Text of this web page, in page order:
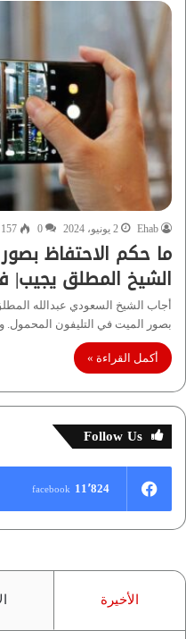
Ehab 2 يونيو، 2024 0
157
ما حكم الاحتفاظ
الشيخ المطلق يجيب|
أجاب الشيخ السعودي عبدالله
بصور الميت في التليفون المحمول.
أكمل القراءة »
Follow Us
11٬824 facebook
الأخيرة